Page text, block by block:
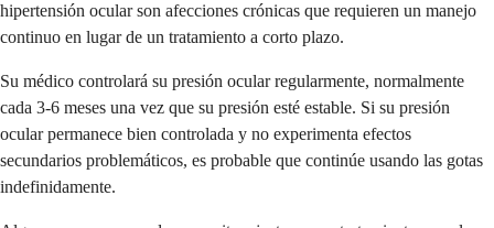
hipertensión ocular son afecciones crónicas que requieren un manejo
continuo en lugar de un tratamiento a corto plazo.
Su médico controlará su presión ocular regularmente, normalmente
cada 3-6 meses una vez que su presión esté estable. Si su presión
ocular permanece bien controlada y no experimenta efectos
secundarios problemáticos, es probable que continúe usando las gotas
indefinidamente.